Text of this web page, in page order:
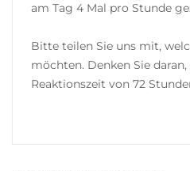
am Tag 4 Mal pro Stunde
Bitte teilen Sie uns mit,
möchten. Denken Sie
Reaktionszeit von 72